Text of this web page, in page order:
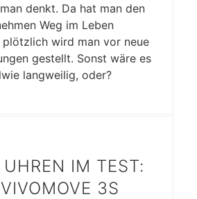
denkt. Da hat man den
Weg im Leben
wird man vor neue
gestellt. Sonst wäre es
langweilig, oder?
IM TEST:
3S